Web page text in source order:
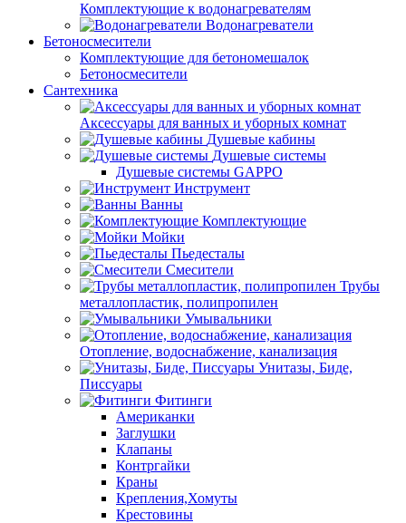
Комплектующие к водонагревателям
Водонагреватели
Бетоносмесители
Комплектующие для бетономешалок
Бетоносмесители
Сантехника
Аксессуары для ванных и уборных комнат
Душевые кабины
Душевые системы
Душевые системы GAPPO
Инструмент
Ванны
Комплектующие
Мойки
Пьедесталы
Смесители
Трубы
металлопластик, полипропилен
Умывальники
Отопление, водоснабжение, канализация
Унитазы, Биде,
Писсуары
Фитинги
Американки
Заглушки
Клапаны
Контргайки
Краны
Крепления,Хомуты
Крестовины